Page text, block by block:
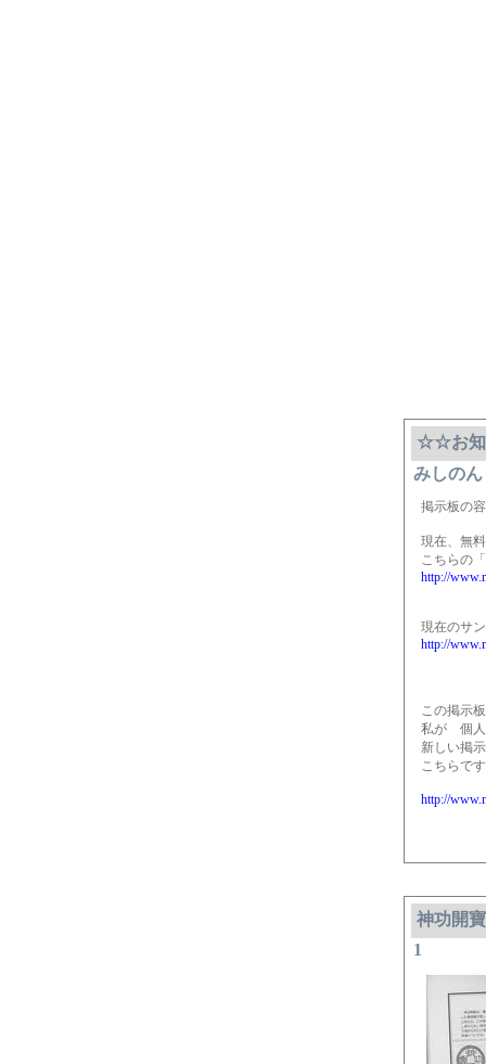
☆☆お
みしのん
掲示板の
現在、無
こちらの
http://
現在のサ
http://
この掲示
私が 個人
新しい掲
こちらで
http://
神功開寶
1